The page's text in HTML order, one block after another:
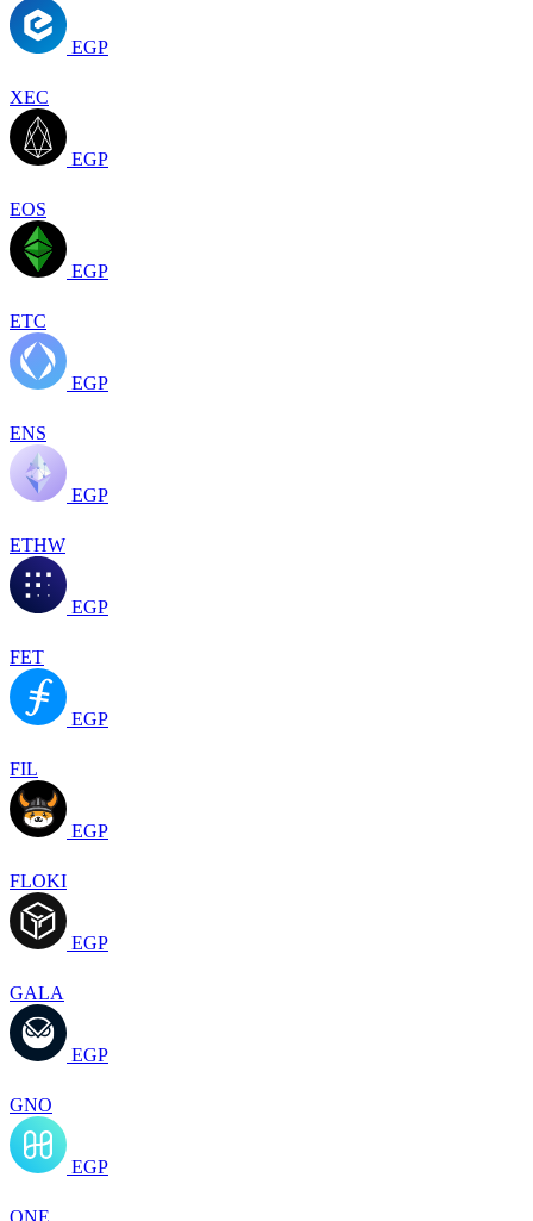
EGP
XEC
EGP
EOS
EGP
ETC
EGP
ENS
EGP
ETHW
EGP
FET
EGP
FIL
EGP
FLOKI
EGP
GALA
EGP
GNO
EGP
ONE